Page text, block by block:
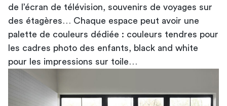
de l’écran de télévision, souvenirs de voyages sur
des étagères… Chaque espace peut avoir une
palette de couleurs dédiée : couleurs tendres pour
les cadres photo des enfants, black and white
pour les impressions sur toile…